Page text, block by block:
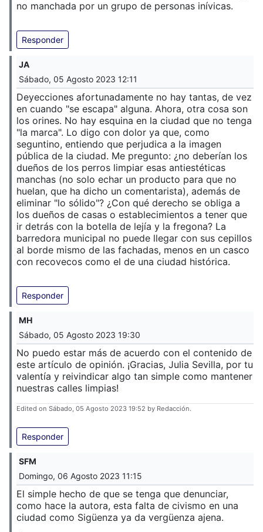
no manchada por un grupo de personas inívicas.
Responder
JA
Sábado, 05 Agosto 2023 12:11
Deyecciones afortunadamente no hay tantas, de vez
en cuando "se escapa" alguna. Ahora, otra cosa son
los orines. No hay esquina en la ciudad que no tenga
"la marca". Lo digo con dolor ya que, como
seguntino, entiendo que perjudica a la imagen
pública de la ciudad. Me pregunto: ¿no deberían los
dueños de los perros limpiar esas antiestéticas
manchas (no solo echar un producto para que no
huelan, que ha dicho un comentarista), además de
eliminar "lo sólido"? ¿Con qué derecho se obliga a
los dueños de casas o establecimientos a tener que
ir detrás con la botella de lejía y la fregona? La
barredora municipal no puede llegar con sus cepillos
al borde mismo de las fachadas, menos en un casco
con recovecos como el de una ciudad histórica.
Responder
MH
Sábado, 05 Agosto 2023 19:30
No puedo estar más de acuerdo con el contenido de
este artículo de opinión. ¡Gracias, Julia Sevilla, por tu
valentía y reivindicar algo tan simple como mantener
nuestras calles limpias!
Edited on Sábado, 05 Agosto 2023 19:52 by Redacción.
Responder
SFM
Domingo, 06 Agosto 2023 11:15
El simple hecho de que se tenga que denunciar,
como hace la autora, esta falta de civismo en una
ciudad como Sigüenza ya da vergüenza ajena.